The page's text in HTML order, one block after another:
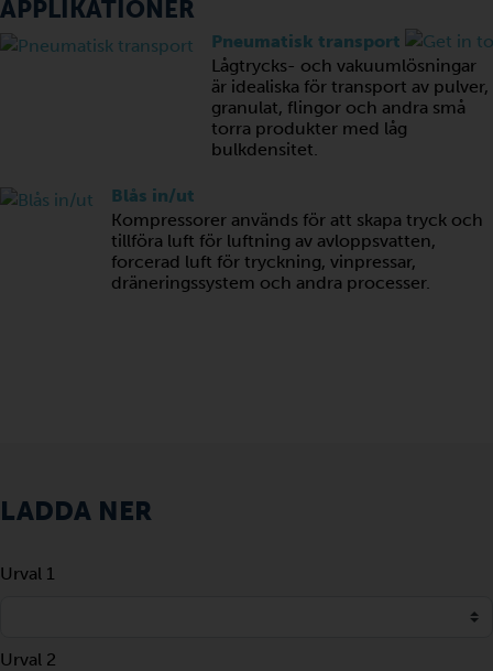
APPLIKATIONER
Pneumatisk transport
Lågtrycks- och vakuumlösningar
är idealiska för transport av pulver,
granulat, flingor och andra små
torra produkter med låg
bulkdensitet.
Blås in/ut
Kompressorer används för att skapa tryck och
tillföra luft för luftning av avloppsvatten,
forcerad luft för tryckning, vinpressar,
dräneringssystem och andra processer.
LADDA NER
Urval 1
Urval 2